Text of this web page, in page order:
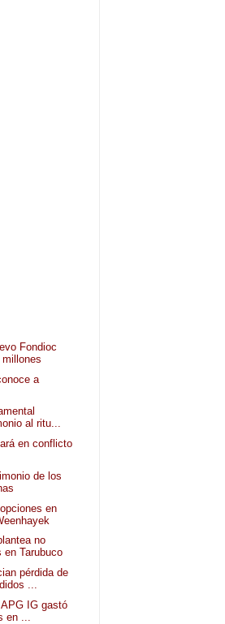
Fondioc
a
al ritu...
en conflicto
de los
en
no
en Tarubuco
pérdida de
...
IG gastó
en ...